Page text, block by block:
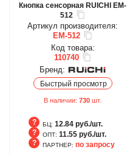
Кнопка сенсорная RUICHI EM-
512
Артикул производителя:
EM-512
Код товара:
110740
Бренд:
Быстрый просмотр
В наличии: 730 шт.
БЦ: 12.84 руб./шт.
ОПТ: 11.55 руб./шт.
ПАРТНЕР: по запросу